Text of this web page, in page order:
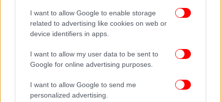
I want to allow Google to enable storage
related to advertising like cookies on web or
device identifiers in apps.
I want to allow my user data to be sent to
Google for online advertising purposes.
I want to allow Google to send me
personalized advertising.
Παρόμοια ρύθμιση έχει ήδη ακυρωθεί ως
αντισυνταγματική
Το κόμμα της άκρας δεξιάς FPÖ, που βγήκε πρώτο
στις βουλευτικές εκλογές του 2024 χωρίς να
καταφέρνει να σχηματίσει κυβέρνηση, ζητά να γίνει
ένα βήμα επεκτείνοντας την απαγόρευση στις
ανώτερες βαθμίδες της εκπαίδευσης.